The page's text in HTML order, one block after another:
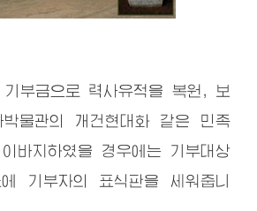
부금으로 력사유적을 복원, 보
박물관의 개건현대화 같은 민족
바지하였을 경우에는 기부대상
기부자의 표식판을 세워줍니